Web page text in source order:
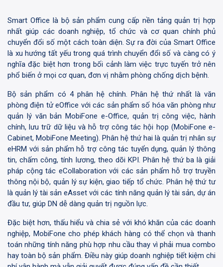
Smart Office là bộ sản phẩm cung cấp nền tảng quản trị hợp
nhất giúp các doanh nghiệp, tổ chức và cơ quan chính phủ
chuyển đổi số một cách toàn diện. Sự ra đời của Smart Office
là xu hướng tất yếu trong quá trình chuyển đổi số và càng có ý
nghĩa đặc biệt hơn trong bối cảnh làm việc trực tuyến trở nên
phổ biến ở mọi cơ quan, đơn vị nhằm phòng chống dịch bệnh.
Bộ sản phẩm có 4 phân hệ chính. Phân hệ thứ nhất là văn
phòng điện tử eOffice với các sản phẩm số hóa văn phòng như
quản lý văn bản MobiFone e-Office, quản trị công việc, hành
chính, lưu trữ dữ liệu và hỗ trợ công tác hội họp (MobiFone e-
Cabinet, MobiFone Meeting). Phân hệ thứ hai là quản trị nhân sự
eHRM với sản phẩm hỗ trợ công tác tuyển dụng, quản lý thông
tin, chấm công, tính lương, theo dõi KPI. Phân hệ thứ ba là giải
pháp cộng tác eCollaboration với các sản phẩm hỗ trợ truyền
thông nội bộ, quản lý sự kiện, giao tiếp tổ chức. Phân hệ thứ tư
là quản lý tài sản eAsset với các tính năng quản lý tài sản, dự án
đầu tư, giúp DN dễ dàng quản trị nguồn lực.
Đặc biệt hơn, thấu hiểu và chia sẻ với khó khăn của các doanh
nghiệp, MobiFone cho phép khách hàng có thể chọn và thanh
toán những tính năng phù hợp nhu cầu thay vì phải mua combo
hay toàn bộ sản phẩm. Điều này giúp doanh nghiệp tiết kiệm chi